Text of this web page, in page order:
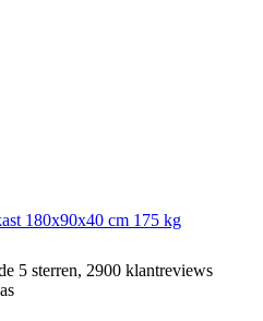
180x90x40 cm 175 kg
5 sterren, 2900 klantreviews